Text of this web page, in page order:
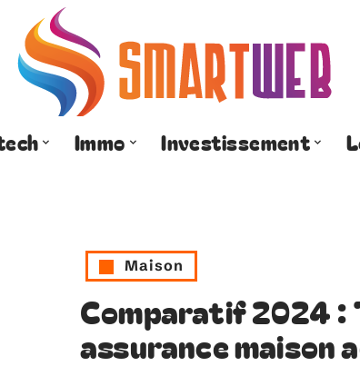
Immo Investissement
Maison
Comparatif 2024 :
assurance maison